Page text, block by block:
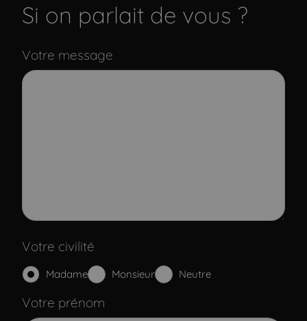
Si on parlait de vous ?
Votre message
Votre civilité
Madame Monsieur Neutre
Votre prénom